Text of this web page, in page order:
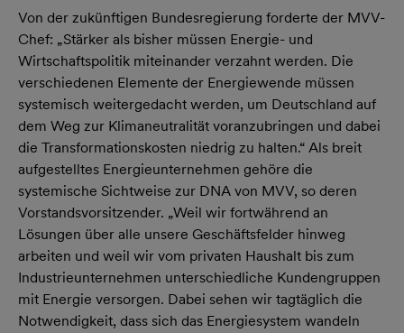
Von der zukünftigen Bundesregierung forderte der MVV-
Chef: „Stärker als bisher müssen Energie- und
Wirtschaftspolitik miteinander verzahnt werden. Die
verschiedenen Elemente der Energiewende müssen
systemisch weitergedacht werden, um Deutschland auf
dem Weg zur Klimaneutralität voranzubringen und dabei
die Transformationskosten niedrig zu halten.“ Als breit
aufgestelltes Energieunternehmen gehöre die
systemische Sichtweise zur DNA von MVV, so deren
Vorstandsvorsitzender. „Weil wir fortwährend an
Lösungen über alle unsere Geschäftsfelder hinweg
arbeiten und weil wir vom privaten Haushalt bis zum
Industrieunternehmen unterschiedliche Kundengruppen
mit Energie versorgen. Dabei sehen wir tagtäglich die
Notwendigkeit, dass sich das Energiesystem wandeln